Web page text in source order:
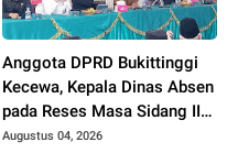
Anggota DPRD Bukittinggi
Kecewa, Kepala Dinas Absen
pada Reses Masa Sidang III
periode 2025/ 2026.
Augustus 04, 2026